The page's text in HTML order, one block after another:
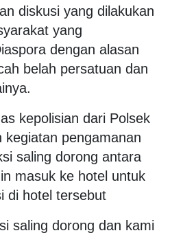
diskusi yang dilakukan
yang
dengan alasan
belah persatuan dan
kepolisian dari Polsek
kegiatan pengamanan
saling dorong antara
masuk ke hotel untuk
di hotel tersebut
saling dorong dan kami